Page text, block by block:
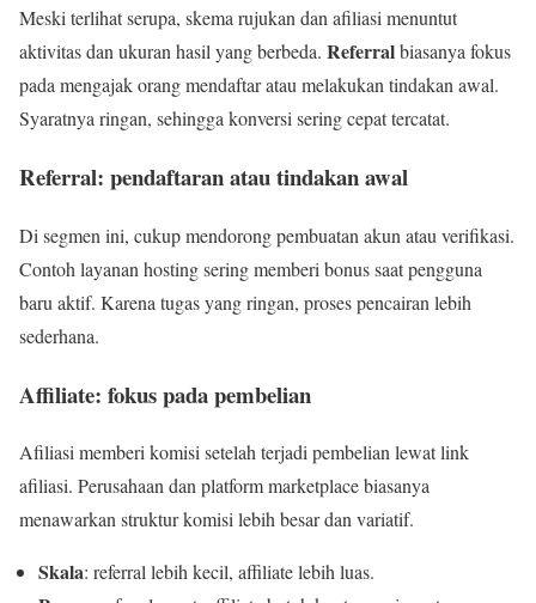
Meski terlihat serupa, skema rujukan dan afiliasi menuntut
aktivitas dan ukuran hasil yang berbeda. Referralbiasanya fokus
pada mengajak orang mendaftar atau melakukan tindakan awal.
Syaratnya ringan, sehingga konversi sering cepat tercatat.
Referral: pendaftaran atau tindakan awal
Di segmen ini, cukup mendorong pembuatan akun atau verifikasi.
Contoh layanan hosting sering memberi bonus saat pengguna
baru aktif. Karena tugas yang ringan, proses pencairan lebih
sederhana.
Affiliate: fokus pada pembelian
Afiliasi memberi komisi setelah terjadi pembelian lewat link
afiliasi. Perusahaan dan platform marketplace biasanya
menawarkan struktur komisi lebih besar dan variatif.
Skala: referral lebih kecil, affiliate lebih luas.